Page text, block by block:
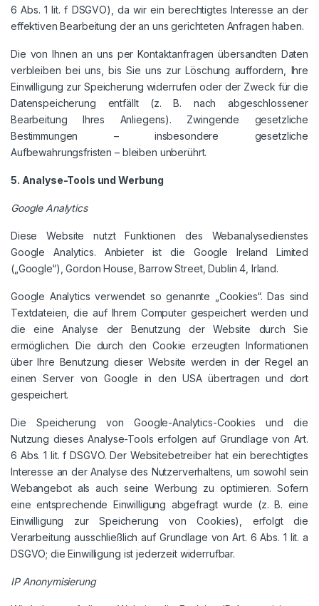
6 Abs. 1 lit. f DSGVO), da wir ein berechtigtes Interesse an der
effektiven Bearbeitung der an uns gerichteten Anfragen haben.
Die von Ihnen an uns per Kontaktanfragen übersandten Daten
verbleiben bei uns, bis Sie uns zur Löschung auffordern, Ihre
Einwilligung zur Speicherung widerrufen oder der Zweck für die
Datenspeicherung entfällt (z. B. nach abgeschlossener
Bearbeitung Ihres Anliegens). Zwingende gesetzliche
Bestimmungen – insbesondere gesetzliche
Aufbewahrungsfristen – bleiben unberührt.
5. Analyse-Tools und Werbung
Google Analytics
Diese Website nutzt Funktionen des Webanalysedienstes
Google Analytics. Anbieter ist die Google Ireland Limited
(„Google“), Gordon House, Barrow Street, Dublin 4, Irland.
Google Analytics verwendet so genannte „Cookies“. Das sind
Textdateien, die auf Ihrem Computer gespeichert werden und
die eine Analyse der Benutzung der Website durch Sie
ermöglichen. Die durch den Cookie erzeugten Informationen
über Ihre Benutzung dieser Website werden in der Regel an
einen Server von Google in den USA übertragen und dort
gespeichert.
Die Speicherung von Google-Analytics-Cookies und die
Nutzung dieses Analyse-Tools erfolgen auf Grundlage von Art.
6 Abs. 1 lit. f DSGVO. Der Websitebetreiber hat ein berechtigtes
Interesse an der Analyse des Nutzerverhaltens, um sowohl sein
Webangebot als auch seine Werbung zu optimieren. Sofern
eine entsprechende Einwilligung abgefragt wurde (z. B. eine
Einwilligung zur Speicherung von Cookies), erfolgt die
Verarbeitung ausschließlich auf Grundlage von Art. 6 Abs. 1 lit. a
DSGVO; die Einwilligung ist jederzeit widerrufbar.
IP Anonymisierung